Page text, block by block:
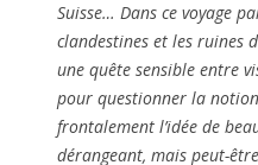
Suisse… Dans ce voyage
clandestines et les ruines
une quête sensible entre
pour questionner la
frontalement l’idée de
dérangeant, mais peut-